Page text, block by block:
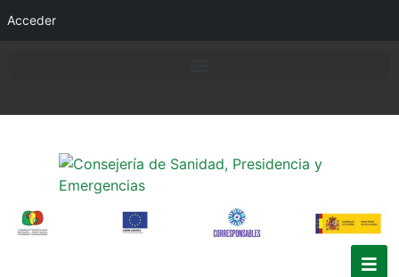
Acceder